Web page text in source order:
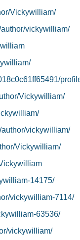
Vickywilliam/
vickywilliam/
Vickywilliam/
vickywilliam/
Vickywilliam/
14175/
vickywilliam-7114/
63536/
vickywilliam/